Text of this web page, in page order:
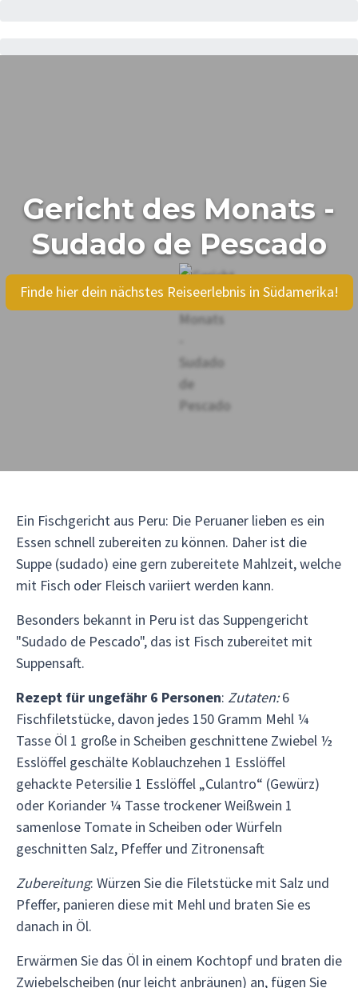
Gericht des Monats -
Sudado de Pescado
Finde hier dein nächstes Reiseerlebnis in Südamerika!
Ein Fischgericht aus Peru: Die Peruaner lieben es ein
Essen schnell zubereiten zu können. Daher ist die
Suppe (sudado) eine gern zubereitete Mahlzeit, welche
mit Fisch oder Fleisch variiert werden kann.
Besonders bekannt in Peru ist das Suppengericht
"Sudado de Pescado", das ist Fisch zubereitet mit
Suppensaft.
Rezept für ungefähr 6 Personen: Zutaten:6
Fischfiletstücke, davon jedes 150 Gramm Mehl ¼
Tasse Öl 1 große in Scheiben geschnittene Zwiebel ½
Esslöffel geschälte Koblauchzehen 1 Esslöffel
gehackte Petersilie 1 Esslöffel „Culantro“ (Gewürz)
oder Koriander ¼ Tasse trockener Weißwein 1
samenlose Tomate in Scheiben oder Würfeln
geschnitten Salz, Pfeffer und Zitronensaft
Zubereitung: Würzen Sie die Filetstücke mit Salz und
Pfeffer, panieren diese mit Mehl und braten Sie es
danach in Öl.
Erwärmen Sie das Öl in einem Kochtopf und braten die
Zwiebelscheiben (nur leicht anbräunen) an, fügen Sie